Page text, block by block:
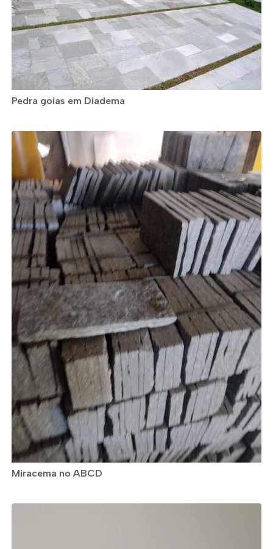
Pedra goias em Diadema
Miracema no ABCD